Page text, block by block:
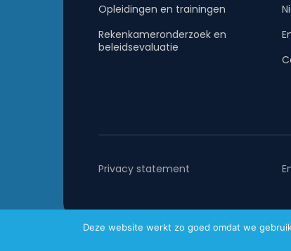
Opleidingen en trainingen
Rekenkameronderzoek en
beleidsevaluatie
Privacy statement
Deze website werkt zo goed omdat we